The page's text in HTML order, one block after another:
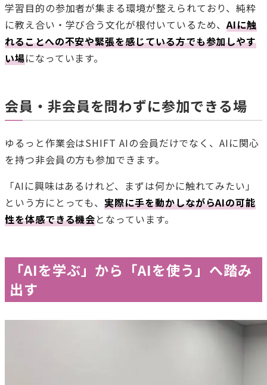
学習目的の参加者が集まる環境が整えられており、純粋
に教え合い・学び合う文化が根付いているため、AIに触
れることへの不安や緊張を感じている方でも参加しやす
い場になっています。
会員・非会員を問わずに参加できる場
ゆるっと作業会はSHIFT AIの会員だけでなく、AIに関心
を持つ非会員の方も参加できます。
「AIに興味はあるけれど、まずは何かに触れてみたい」
という方にとっても、実際に手を動かしながらAIの可能
性を体感できる機会となっています。
「AIを学ぶ」から「AIを使う」へ踏み
出す